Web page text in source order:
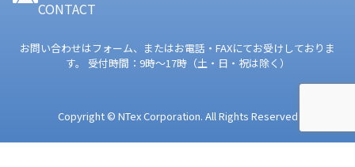
CONTACT
お問い合わせはフォーム、またはお電話・FAXにてお受けしておりま
す。
受付時間：9時〜17時（土・日・祝は除く）
Copyright © NTex Corporation. All Rights Reserved